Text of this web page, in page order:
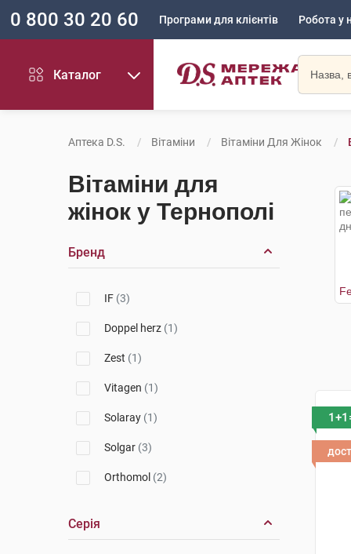
0 800 30 20 60 Програми для клієнтів Робота у
Каталог
Аптека D.S. Вітаміни Вітаміни Для Жінок
Вітаміни для
жінок у Тернополі
Бренд
IF (3)
Doppel herz (1)
Zest (1)
Vitagen (1)
Solaray (1)
Solgar (3)
Orthomol (2)
Серія